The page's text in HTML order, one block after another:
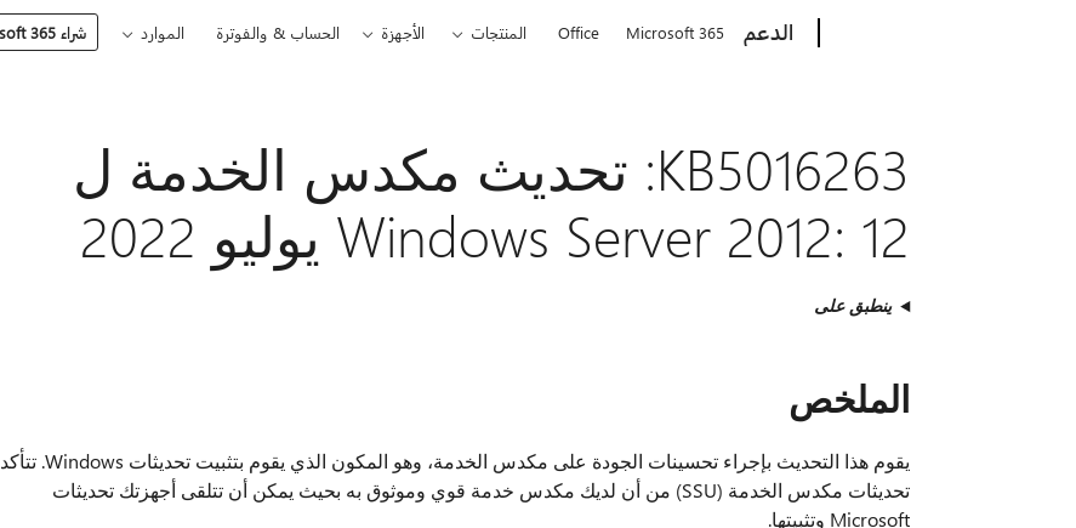
الدعم Microsoft 365
Office المنتجات الأجهزة الحساب & والفوترة الموارد شراء Microsoft 365
KB5016263: تحديث مكدس الخدمة ل
Windows Server 2012: 12 يوليو 2022
ينطبق على
الملخص
يقوم هذا التحديث بإجراء تحسينات الجودة على مكدس الخدمة، وهو المكون الذي يقوم بتثبيت تحديثات Windows. تتأكد
تحديثات مكدس الخدمة (SSU) من أن لديك مكدس خدمة قوي وموثوق به بحيث يمكن أن تتلقى أجهزتك تحديثات
Microsoft وتثبيتها.